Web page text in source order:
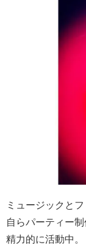
ミュージックと
自らパーティー
精力的に活動中。